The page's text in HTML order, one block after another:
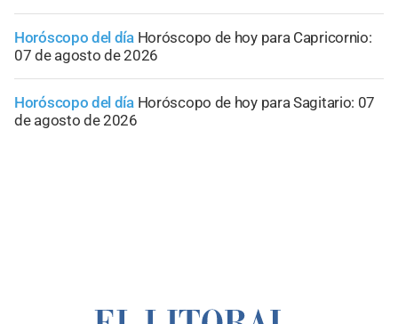
Horóscopo del día Horóscopo de hoy para Capricornio:
07 de agosto de 2026
Horóscopo del día Horóscopo de hoy para Sagitario: 07
de agosto de 2026